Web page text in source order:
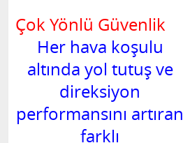
Çok Yönlü Güvenlik
Her hava koşulu
altında yol tutuş ve
direksiyon
performansını artıran
farklı